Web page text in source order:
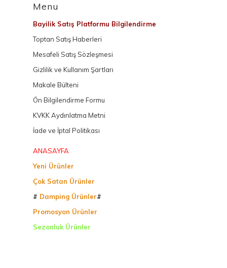
Menu
Bayilik Satış Platformu Bilgilendirme
Toptan Satış Haberleri
Mesafeli Satış Sözleşmesi
Gizlilik ve Kullanım Şartları
Makale Bülteni
Ön Bilgilendirme Formu
KVKK Aydınlatma Metni
İade ve İptal Politikası
ANASAYFA
Yeni Ürünler
Çok Satan Ürünler
# Damping Ürünler#
Promosyon Ürünler
Sezonluk Ürünler